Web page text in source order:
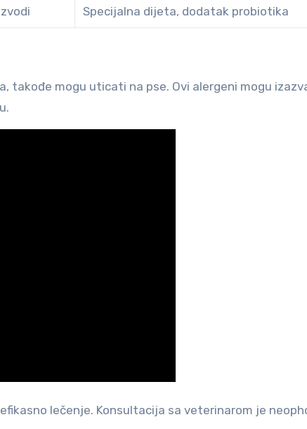
Specijalna dijeta, dodatak probiotika
takođe mogu uticati na pse. Ovi alergeni mogu
lečenje. Konsultacija sa veterinarom je